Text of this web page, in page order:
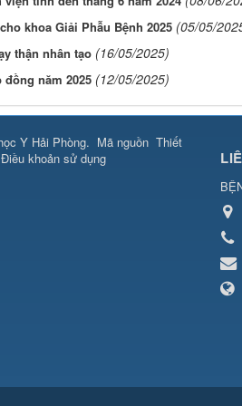
khoa Giải Phẫu Bệnh 2025 (05/05/
thận nhân tạo (16/05/2025)
năm 2025 (12/05/2025)
Y Hải Phòng. Mã nguồn Thiết
Điều khoản sử dụng